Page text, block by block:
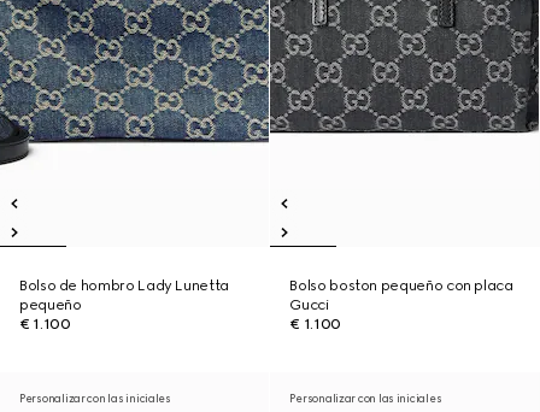
Bolso de hombro Lady Lunetta
pequeño
€ 1.100
Bolso boston pequeño con placa
Gucci
€ 1.100
Personalizar con las iniciales Personalizar con las iniciales